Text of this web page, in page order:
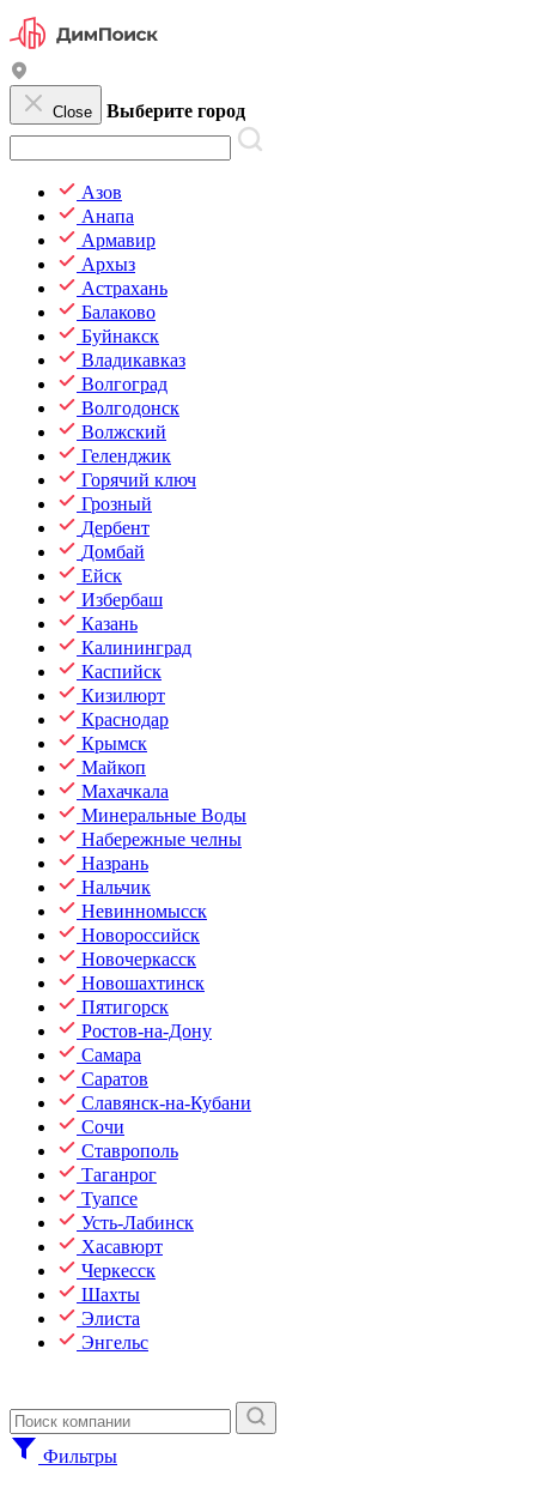
Close Выберите город
Азов
Анапа
Армавир
Архыз
Астрахань
Балаково
Буйнакск
Владикавказ
Волгоград
Волгодонск
Волжский
Геленджик
Горячий ключ
Грозный
Дербент
Домбай
Ейск
Избербаш
Казань
Калининград
Каспийск
Кизилюрт
Краснодар
Крымск
Майкоп
Махачкала
Минеральные Воды
Набережные челны
Назрань
Нальчик
Невинномысск
Новороссийск
Новочеркасск
Новошахтинск
Пятигорск
Ростов-на-Дону
Самара
Саратов
Славянск-на-Кубани
Сочи
Ставрополь
Таганрог
Туапсе
Усть-Лабинск
Хасавюрт
Черкесск
Шахты
Элиста
Энгельс
Фильтры